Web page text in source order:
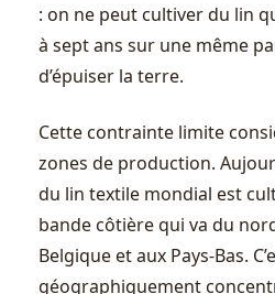
: on ne peut cultiver du lin
à sept ans sur une même
d’épuiser la terre.
Cette contrainte limite
zones de production.
du lin textile mondial est
bande côtière qui va du
Belgique et aux Pays-Bas.
géographiquement